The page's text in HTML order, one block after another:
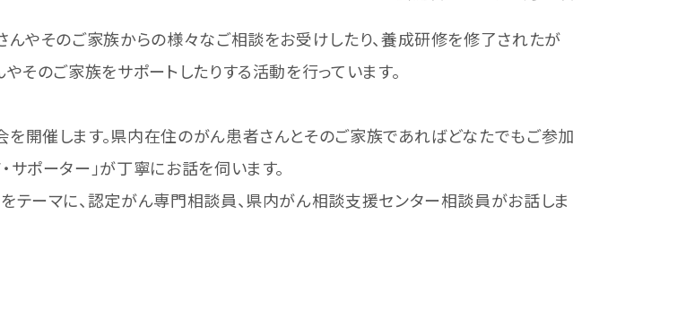
んやそのご家族からの様々なご相談をお受けしたり、養成研修を修了されたが
そのご家族をサポートしたりする活動を行っています。
開催します。県内在住のがん患者さんとそのご家族であればどなたでもご参加
ポーター」が丁寧にお話を伺います。
テーマに、認定がん専門相談員、県内がん相談支援センター相談員がお話しま